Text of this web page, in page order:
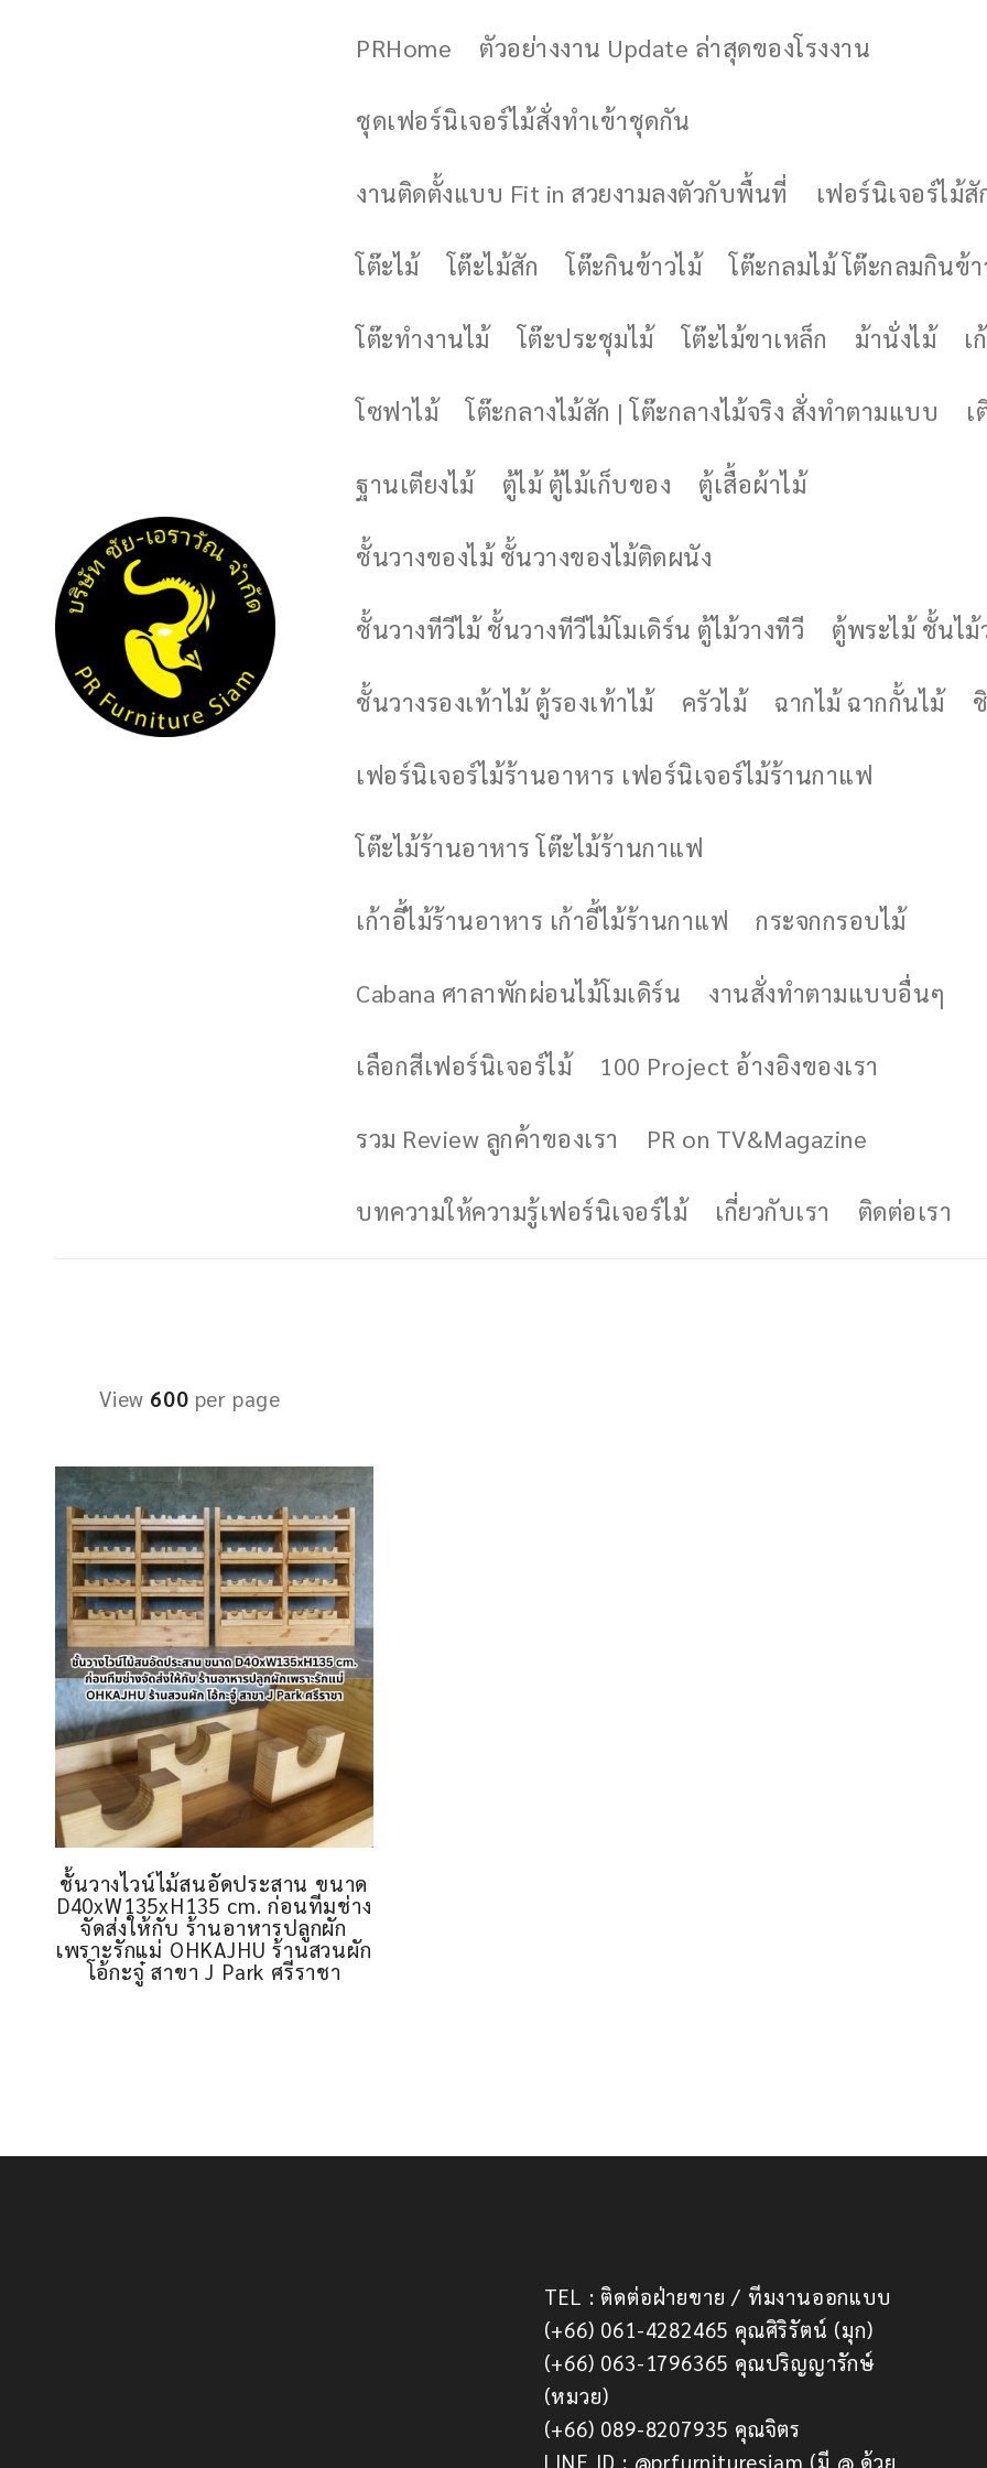
PRHome ตัวอย่างงาน Update ล่าสุดของโรงงาน
ชุดเฟอร์นิเจอร์ไม้สั่งทำเข้าชุดกัน
งานติดตั้งแบบ Fit in สวยงามลงตัวกับพื้นที่ เฟอร์นิเจอร์ไม้สั
โต๊ะไม้ โต๊ะไม้สัก โต๊ะกินข้าวไม้ โต๊ะกลมไม้ โต๊ะกลมกินข้า
โต๊ะทำงานไม้ โต๊ะประชุมไม้ โต๊ะไม้ขาเหล็ก ม้านั่งไม้ เ
โซฟาไม้ โต๊ะกลางไม้สัก | โต๊ะกลางไม้จริง สั่งทำตามแบบ เ
ฐานเตียงไม้ ตู้ไม้ ตู้ไม้เก็บของ ตู้เสื้อผ้าไม้
ชั้นวางของไม้ ชั้นวางของไม้ติดผนัง
ชั้นวางทีวีไม้ ชั้นวางทีวีไม้โมเดิร์น ตู้ไม้วางทีวี ตู้พระไม้ ชั้นไม้
ชั้นวางรองเท้าไม้ ตู้รองเท้าไม้ ครัวไม้ ฉากไม้ ฉากกั้นไม้
เฟอร์นิเจอร์ไม้ร้านอาหาร เฟอร์นิเจอร์ไม้ร้านกาแฟ
โต๊ะไม้ร้านอาหาร โต๊ะไม้ร้านกาแฟ
เก้าอี้ไม้ร้านอาหาร เก้าอี้ไม้ร้านกาแฟ กระจกกรอบไม้
Cabana ศาลาพักผ่อนไม้โมเดิร์น งานสั่งทำตามแบบอื่นๆ
เลือกสีเฟอร์นิเจอร์ไม้ 100 Project อ้างอิงของเรา
รวม Review ลูกค้าของเรา PR on TV&Magazine
บทความให้ความรู้เฟอร์นิเจอร์ไม้ เกี่ยวกับเรา ติดต่อเรา
View 600 per page
ชั้นวางไวน์ไม้สนอัดประสาน ขนาด
D40xW135xH135 cm. ก่อนทีมช่าง
จัดส่งให้กับ ร้านอาหารปลูกผัก
เพราะรักแม่ OHKAJHU ร้านสวนผัก
โอ้กะจู๋ สาขา J Park ศรีราชา
TEL : ติดต่อฝ่ายขาย / ทีมงานออกแบบ
(+66) 061-4282465 คุณศิริรัตน์ (มุก)
(+66) 063-1796365 คุณปริญญารักษ์
(หมวย)
(+66) 089-8207935 คุณจิตร
LINE ID : @prfurnituresiam (มี @ ด้วย